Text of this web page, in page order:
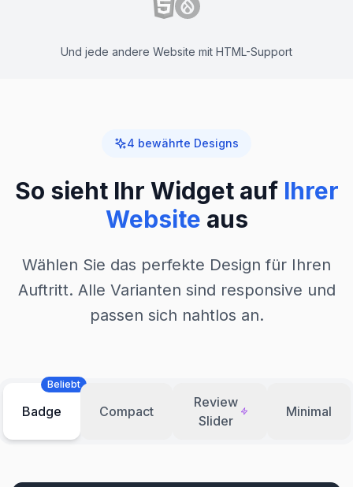
Und jede andere Website mit HTML-Support
4 bewährte Designs
So sieht Ihr Widget aufIhrer
Website aus
Wählen Sie das perfekte Design für Ihren
Auftritt. Alle Varianten sind responsive und
passen sich nahtlos an.
Badge
Beliebt
Compact
Review
Slider
Minimal